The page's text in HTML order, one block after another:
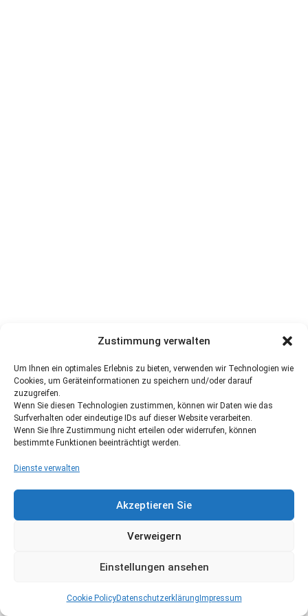
Zustimmung verwalten
Um Ihnen ein optimales Erlebnis zu bieten, verwenden wir Technologien wie
Cookies, um Geräteinformationen zu speichern und/oder darauf
zuzugreifen.
Wenn Sie diesen Technologien zustimmen, können wir Daten wie das
Surfverhalten oder eindeutige IDs auf dieser Website verarbeiten.
Wenn Sie Ihre Zustimmung nicht erteilen oder widerrufen, können
bestimmte Funktionen beeinträchtigt werden.
Dienste verwalten
Akzeptieren Sie
Verweigern
Einstellungen ansehen
Cookie PolicyDatenschutzerklärung Impressum